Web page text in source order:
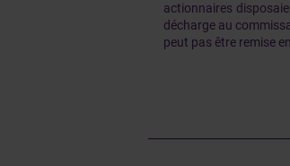
actionnaires
décharge au
peut pas être remise